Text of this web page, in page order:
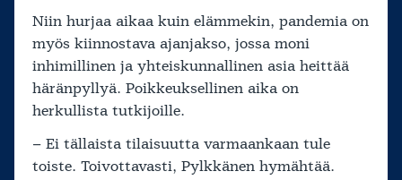
Niin hurjaa aikaa kuin elämmekin, pandemia on
myös kiinnostava ajanjakso, jossa moni
inhimillinen ja yhteiskunnallinen asia heittää
häränpyllyä. Poikkeuksellinen aika on
herkullista tutkijoille.
– Ei tällaista tilaisuutta varmaankaan tule
toiste. Toivottavasti, Pylkkänen hymähtää.